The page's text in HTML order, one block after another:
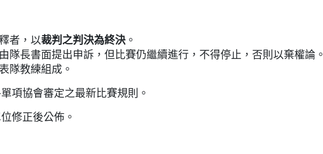
者，以裁判之判決為終決 。
隊長書面提出申訴，但比賽仍繼續進行，不得停止，否則以棄權論。
隊教練組成。
項協會審定之最新比賽規則。
修正後公佈。